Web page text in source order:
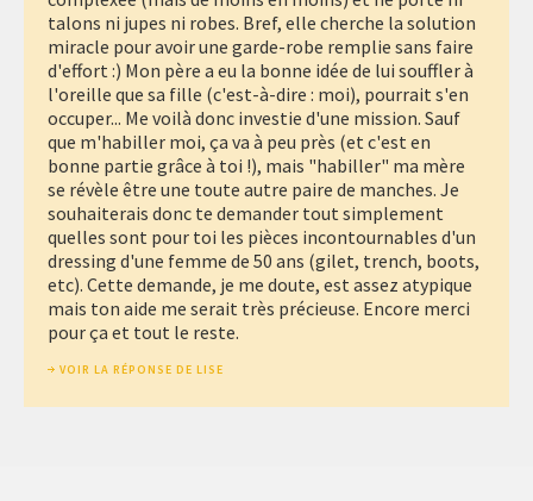
talons ni jupes ni robes. Bref, elle cherche la solution
miracle pour avoir une garde-robe remplie sans faire
d'effort :) Mon père a eu la bonne idée de lui souffler à
l'oreille que sa fille (c'est-à-dire : moi), pourrait s'en
occuper... Me voilà donc investie d'une mission. Sauf
que m'habiller moi, ça va à peu près (et c'est en
bonne partie grâce à toi !), mais "habiller" ma mère
se révèle être une toute autre paire de manches. Je
souhaiterais donc te demander tout simplement
quelles sont pour toi les pièces incontournables d'un
dressing d'une femme de 50 ans (gilet, trench, boots,
etc). Cette demande, je me doute, est assez atypique
mais ton aide me serait très précieuse. Encore merci
pour ça et tout le reste.
VOIR LA RÉPONSE DE LISE